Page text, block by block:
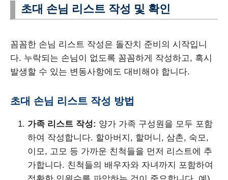
초대 손님 리스트 작성 및 확인
꼼꼼한 손님 리스트 작성은 돌잔치 준비의 시작입니
다. 누락되는 손님이 없도록 꼼꼼하게 작성하고, 혹시
발생할 수 있는 변동사항에도 대비해야 합니다.
초대 손님 리스트 작성 방법
가족 리스트 작성: 양가 가족 구성원을 모두 포함
하여 작성합니다. 할아버지, 할머니, 삼촌, 숙모,
이모, 고모 등 가까운 친척들을 먼저 리스트에 추
가합니다. 친척들의 배우자와 자녀까지 포함하여